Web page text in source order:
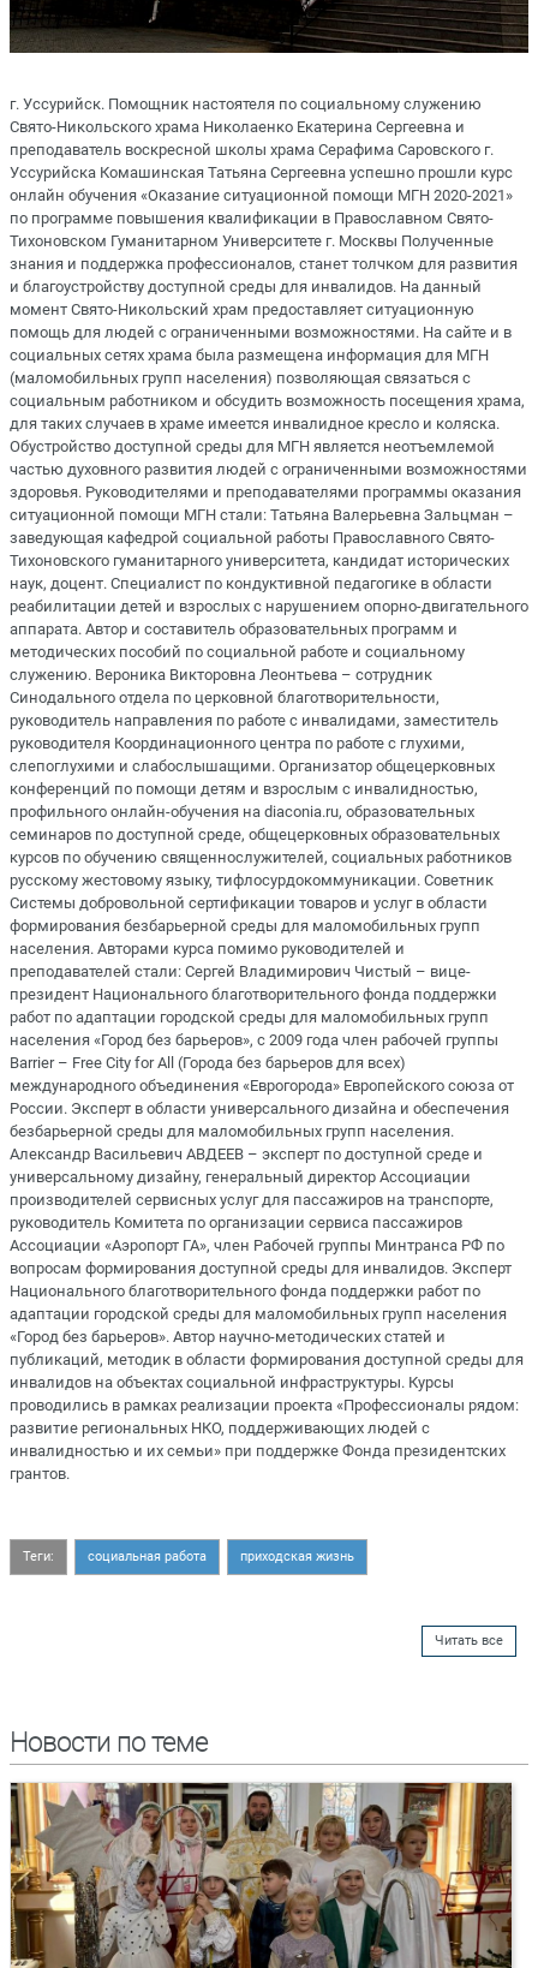
г. Уссурийск. Помощник настоятеля по социальному служению
Свято-Никольского храма Николаенко Екатерина Сергеевна и
преподаватель воскресной школы храма Серафима Саровского г.
Уссурийска Комашинская Татьяна Сергеевна успешно прошли курс
онлайн обучения «Оказание ситуационной помощи МГН 2020-2021»
по программе повышения квалификации в Православном Свято-
Тихоновском Гуманитарном Университете г. Москвы Полученные
знания и поддержка профессионалов, станет толчком для развития
и благоустройству доступной среды для инвалидов. На данный
момент Свято-Никольский храм предоставляет ситуационную
помощь для людей с ограниченными возможностями. На сайте и в
социальных сетях храма была размещена информация для МГН
(маломобильных групп населения) позволяющая связаться с
социальным работником и обсудить возможность посещения храма,
для таких случаев в храме имеется инвалидное кресло и коляска.
Обустройство доступной среды для МГН является неотъемлемой
частью духовного развития людей с ограниченными возможностями
здоровья. Руководителями и преподавателями программы оказания
ситуационной помощи МГН стали: Татьяна Валерьевна Зальцман –
заведующая кафедрой социальной работы Православного Свято-
Тихоновского гуманитарного университета, кандидат исторических
наук, доцент. Специалист по кондуктивной педагогике в области
реабилитации детей и взрослых с нарушением опорно-двигательного
аппарата. Автор и составитель образовательных программ и
методических пособий по социальной работе и социальному
служению. Вероника Викторовна Леонтьева – сотрудник
Синодального отдела по церковной благотворительности,
руководитель направления по работе с инвалидами, заместитель
руководителя Координационного центра по работе с глухими,
слепоглухими и слабослышащими. Организатор общецерковных
конференций по помощи детям и взрослым с инвалидностью,
профильного онлайн-обучения на diaconia.ru, образовательных
семинаров по доступной среде, общецерковных образовательных
курсов по обучению священнослужителей, социальных работников
русскому жестовому языку, тифлосурдокоммуникации. Советник
Системы добровольной сертификации товаров и услуг в области
формирования безбарьерной среды для маломобильных групп
населения. Авторами курса помимо руководителей и
преподавателей стали: Сергей Владимирович Чистый – вице-
президент Национального благотворительного фонда поддержки
работ по адаптации городской среды для маломобильных групп
населения «Город без барьеров», с 2009 года член рабочей группы
Barrier – Free City for All (Города без барьеров для всех)
международного объединения «Еврогорода» Европейского союза от
России. Эксперт в области универсального дизайна и обеспечения
безбарьерной среды для маломобильных групп населения.
Александр Васильевич АВДЕЕВ – эксперт по доступной среде и
универсальному дизайну, генеральный директор Ассоциации
производителей сервисных услуг для пассажиров на транспорте,
руководитель Комитета по организации сервиса пассажиров
Ассоциации «Аэропорт ГА», член Рабочей группы Минтранса РФ по
вопросам формирования доступной среды для инвалидов. Эксперт
Национального благотворительного фонда поддержки работ по
адаптации городской среды для маломобильных групп населения
«Город без барьеров». Автор научно-методических статей и
публикаций, методик в области формирования доступной среды для
инвалидов на объектах социальной инфраструктуры. Курсы
проводились в рамках реализации проекта «Профессионалы рядом:
развитие региональных НКО, поддерживающих людей с
инвалидностью и их семьи» при поддержке Фонда президентских
грантов.
Теги: социальная работа приходская жизнь
Читать все
Новости по теме